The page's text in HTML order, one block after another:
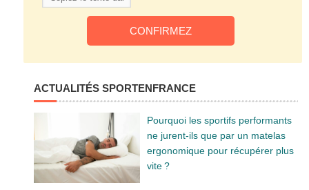
ACTUALITÉS SPORTENFRANCE
Pourquoi les sportifs performants
ne jurent-ils que par un matelas
ergonomique pour récupérer plus
vite ?